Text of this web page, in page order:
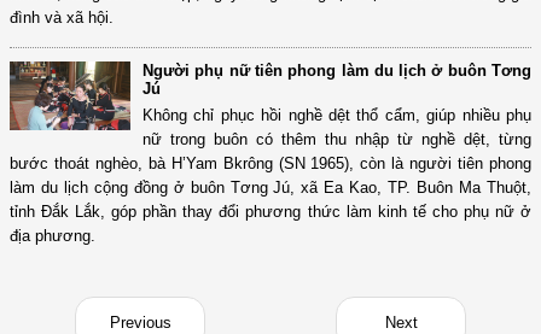
đình và xã hội.
Người phụ nữ tiên phong làm du lịch ở buôn Tơng
Jú
Không chỉ phục hồi nghề dệt thổ cẩm, giúp nhiều phụ
nữ trong buôn có thêm thu nhập từ nghề dệt, từng
bước thoát nghèo, bà H’Yam Bkrông (SN 1965), còn là người tiên phong
làm du lịch cộng đồng ở buôn Tơng Jú, xã Ea Kao, TP. Buôn Ma Thuột,
tỉnh Đắk Lắk, góp phần thay đổi phương thức làm kinh tế cho phụ nữ ở
địa phương.
Previous Next